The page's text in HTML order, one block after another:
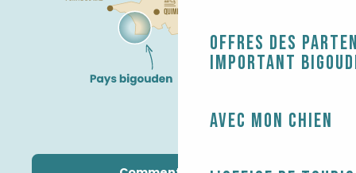
Offres des
Important
Avec mon chien